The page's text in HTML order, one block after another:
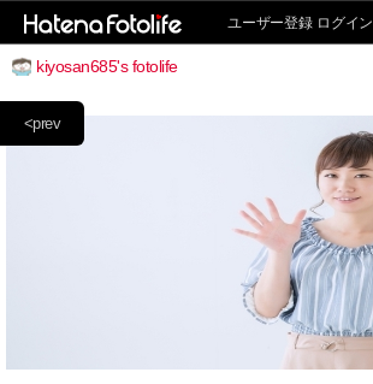
ユーザー登録 ログイン
kiyosan685's fotolife
<prev